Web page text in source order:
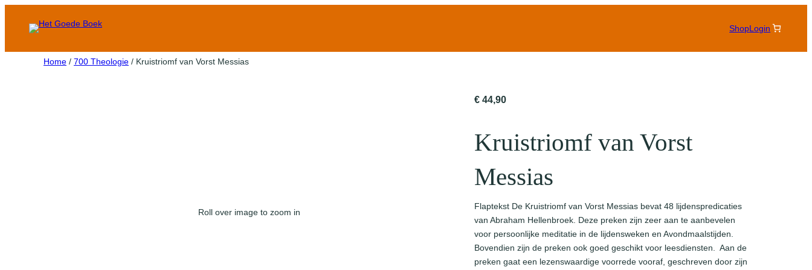
ShopLogin
Home / 700 Theologie / Kruistriomf van Vorst Messias
Roll over image to zoom in
€44,90
Kruistriomf van Vorst
Messias
Flaptekst De Kruistriomf van Vorst Messias bevat 48 lijdenspredicaties
van Abraham Hellenbroek. Deze preken zijn zeer aan te aanbevelen
voor persoonlijke meditatie in de lijdensweken en Avondmaalstijden.
Bovendien zijn de preken ook goed geschikt voor leesdiensten. Aan de
preken gaat een lezenswaardige voorrede vooraf, geschreven door zijn